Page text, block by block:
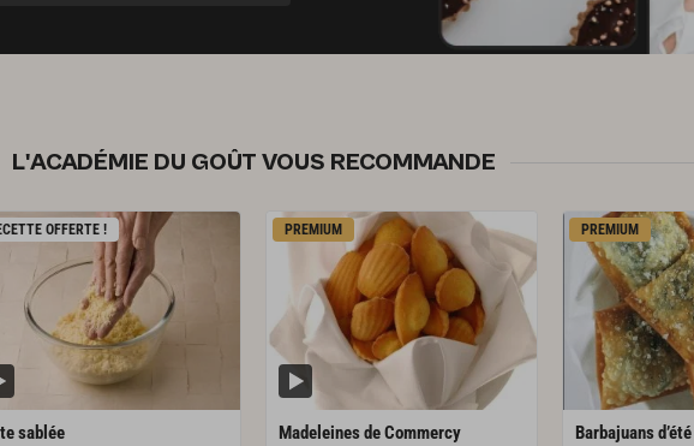
L'ACADÉMIE DU GOÛT VOUS RECOMMANDE
OFFERTE !
sablée
PREMIUM
MadeleinesdeCommercy
PREMIUM
Barbajuansd’été